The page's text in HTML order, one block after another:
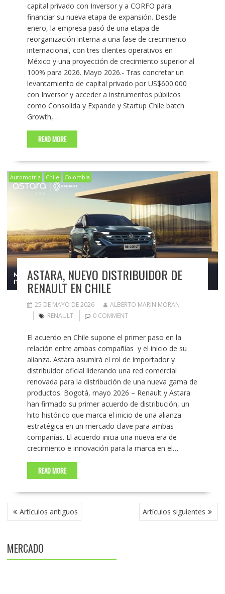
capital privado con Inversor y a CORFO para
financiar su nueva etapa de expansión. Desde
enero, la empresa pasó de una etapa de
reorganización interna a una fase de crecimiento
internacional, con tres clientes operativos en
México y una proyección de crecimiento superior al
100% para 2026. Mayo 2026.- Tras concretar un
levantamiento de capital privado por US$600.000
con Inversor y acceder a instrumentos públicos
como Consolida y Expande y Startup Chile batch
Growth,…
READ MORE
Automotriz Chile Colombia
ASTARA, NUEVO DISTRIBUIDOR DE
RENAULT EN CHILE
25 DE MAYO DE 2026
ALBERTO MARIN MORAN
RENAULT
0 COMMENT
El acuerdo en Chile supone el primer paso en la
relación entre ambas compañías y el inicio de su
alianza. Astara asumirá el rol de importador y
distribuidor oficial liderando una red comercial
renovada para la distribución de una nueva gama de
productos. Bogotá, mayo 2026 – Renault y Astara
han firmado su primer acuerdo de distribución, un
hito histórico que marca el inicio de una alianza
estratégica en un mercado clave para ambas
compañías. El acuerdo inicia una nueva era de
crecimiento e innovación para la marca en el…
READ MORE
NAVEGACIÓN
DE Artículos antiguos Artículos siguientes
MERCADO